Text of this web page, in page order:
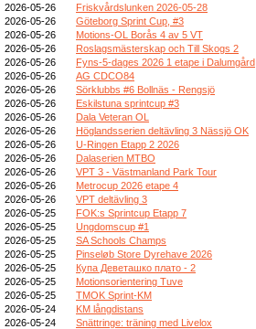
2026-05-26
Friskvårdslunken 2026-05-28
2026-05-26
Göteborg Sprint Cup, #3
2026-05-26
Motions-OL Borås 4 av 5 VT
2026-05-26
Roslagsmästerskap och Till Skogs 2
2026-05-26
Fyns-5-dages 2026 1 etape i Dalumgård
2026-05-26
AG CDCO84
2026-05-26
Sörklubbs #6 Bollnäs - Rengsjö
2026-05-26
Eskilstuna sprintcup #3
2026-05-26
Dala Veteran OL
2026-05-26
Höglandsserien deltävling 3 Nässjö OK
2026-05-26
U-Ringen Etapp 2 2026
2026-05-26
Dalaserien MTBO
2026-05-26
VPT 3 - Västmanland Park Tour
2026-05-26
Metrocup 2026 etape 4
2026-05-26
VPT deltävling 3
2026-05-25
FOK:s Sprintcup Etapp 7
2026-05-25
Ungdomscup #1
2026-05-25
SA Schools Champs
2026-05-25
Pinseløb Store Dyrehave 2026
2026-05-25
Купа Деветашко плато - 2
2026-05-25
Motionsorientering Tuve
2026-05-25
TMOK Sprint-KM
2026-05-24
KM långdistans
2026-05-24
Snättringe: träning med Livelox